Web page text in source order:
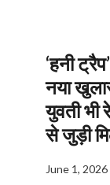
‘हनी
नया
युवती भी
से जुड़ी
June 1, 2026